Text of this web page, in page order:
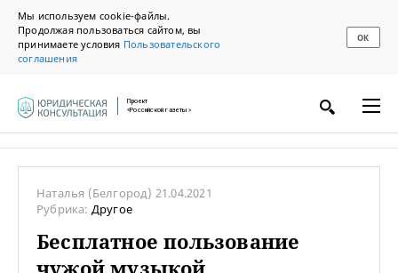
Мы используем cookie-файлы.
Продолжая пользоваться сайтом, вы
принимаете условия Пользовательского
соглашения
ОК
Проект
«Российской газеты»
Наталья (Белгород) 21.04.2021
Рубрика: Другое
Бесплатное пользование
чужой музыкой